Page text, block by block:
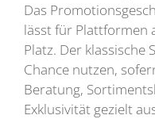
Das
lässt für Plattformen
Platz. Der klassische
Chance nutzen,
Beratung,
Exklusivität gezielt